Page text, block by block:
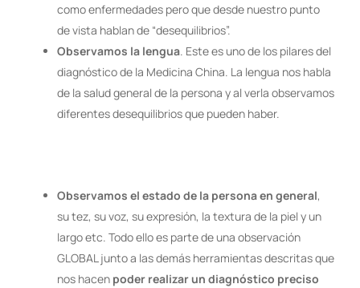
como enfermedades pero que desde nuestro punto
de vista hablan de “desequilibrios”.
Observamos la lengua . Este es uno de los pilares del
diagnóstico de la Medicina China. La lengua nos habla
de la salud general de la persona y al verla observamos
diferentes desequilibrios que pueden haber.
Observamos el estado de la persona en general,
su tez, su voz, su expresión, la textura de la piel y un
largo etc. Todo ello es parte de una observación
GLOBAL junto a las demás herramientas descritas que
nos hacen poder realizar un diagnóstico preciso